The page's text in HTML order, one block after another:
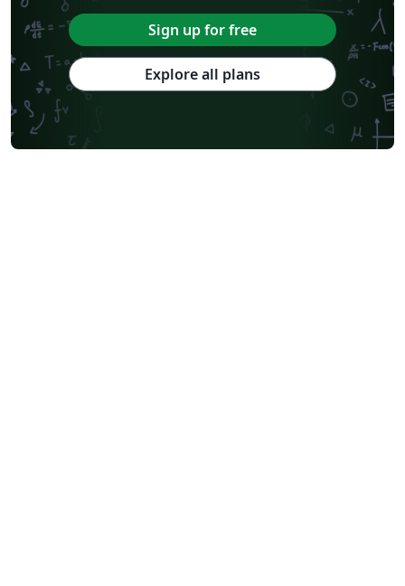
Sign up for free
Explore all plans